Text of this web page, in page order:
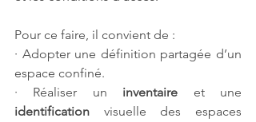
Pour ce faire, il convient de :
· Adopter une définition partagée d’un
espace confiné.
· Réaliser un inventaire
identification visuelle des espaces